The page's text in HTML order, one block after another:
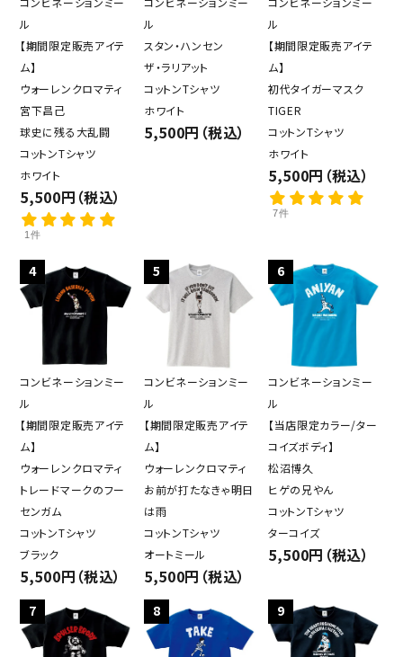
ル
【期間限定販売アイテ
ム】
ウォーレンクロマティ
宮下昌己
球史に残る大乱闘
コットンTシャツ
ホワイト
5,500円（税込）
1件
ル
スタン・ハンセン
ザ・ラリアット
コットンTシャツ
ホワイト
5,500円（税込）
ル
【期間限定販売アイテ
ム】
初代タイガーマスク
TIGER
コットンTシャツ
ホワイト
5,500円（税込）
7件
4
コンビネーションミー
ル
【期間限定販売アイテ
ム】
ウォーレンクロマティ
トレードマークのフー
センガム
コットンTシャツ
ブラック
5,500円（税込）
5
コンビネーションミー
ル
【期間限定販売アイテ
ム】
ウォーレンクロマティ
お前が打たなきゃ明日
は雨
コットンTシャツ
オートミール
5,500円（税込）
6
コンビネーションミー
ル
【当店限定カラー/ター
コイズボディ】
松沼博久
ヒゲの兄やん
コットンTシャツ
ターコイズ
5,500円（税込）
7 8 9